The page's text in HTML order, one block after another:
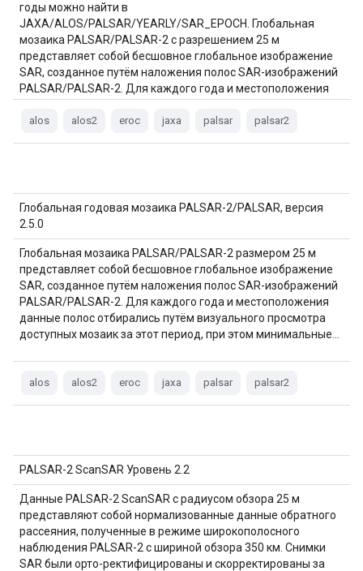
годы можно найти в
JAXA/ALOS/PALSAR/YEARLY/SAR_EPOCH. Глобальная
мозаика PALSAR/PALSAR-2 с разрешением 25 м
представляет собой бесшовное глобальное изображение
SAR, созданное путём наложения полос SAR-изображений
PALSAR/PALSAR-2. Для каждого года и местоположения
alos alos2 eroc jaxa palsar palsar2
Глобальная годовая мозаика PALSAR-2/PALSAR, версия
2.5.0
Глобальная мозаика PALSAR/PALSAR-2 размером 25 м
представляет собой бесшовное глобальное изображение
SAR, созданное путём наложения полос SAR-изображений
PALSAR/PALSAR-2. Для каждого года и местоположения
данные полос отбирались путём визуального просмотра
доступных мозаик за этот период, при этом минимальные…
alos alos2 eroc jaxa palsar palsar2
PALSAR-2 ScanSAR Уровень 2.2
Данные PALSAR-2 ScanSAR с радиусом обзора 25 м
представляют собой нормализованные данные обратного
рассеяния, полученные в режиме широкополосного
наблюдения PALSAR-2 с шириной обзора 350 км. Снимки
SAR были орто-ректифицированы и скорректированы за